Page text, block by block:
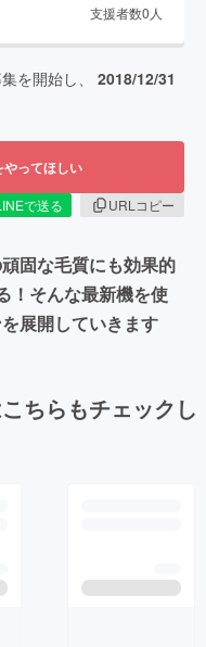
支援者数0 人
を開始し、 2018/12/31
やってほしい
で送る
URLコピー
固な毛質にも効果的
！そんな最新機を使
展開していきます
ちらもチェックし